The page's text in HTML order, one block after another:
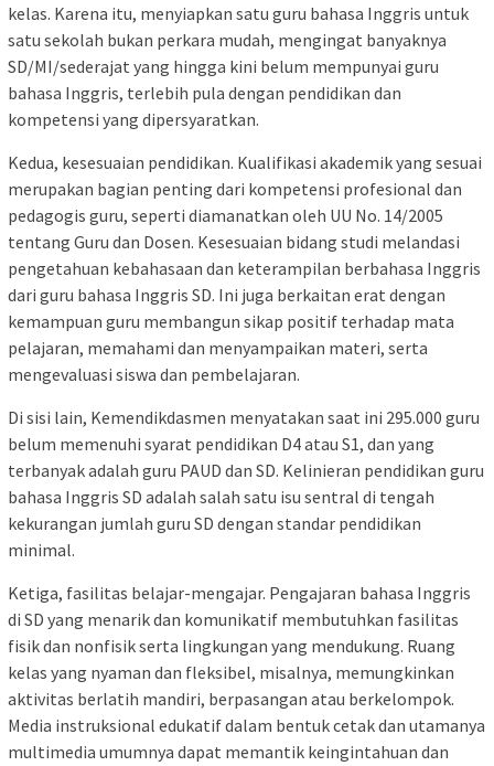
kelas. Karena itu, menyiapkan satu guru bahasa Inggris untuk
satu sekolah bukan perkara mudah, mengingat banyaknya
SD/MI/sederajat yang hingga kini belum mempunyai guru
bahasa Inggris, terlebih pula dengan pendidikan dan
kompetensi yang dipersyaratkan.
Kedua, kesesuaian pendidikan. Kualifikasi akademik yang sesuai
merupakan bagian penting dari kompetensi profesional dan
pedagogis guru, seperti diamanatkan oleh UU No. 14/2005
tentang Guru dan Dosen. Kesesuaian bidang studi melandasi
pengetahuan kebahasaan dan keterampilan berbahasa Inggris
dari guru bahasa Inggris SD. Ini juga berkaitan erat dengan
kemampuan guru membangun sikap positif terhadap mata
pelajaran, memahami dan menyampaikan materi, serta
mengevaluasi siswa dan pembelajaran.
Di sisi lain, Kemendikdasmen menyatakan saat ini 295.000 guru
belum memenuhi syarat pendidikan D4 atau S1, dan yang
terbanyak adalah guru PAUD dan SD. Kelinieran pendidikan guru
bahasa Inggris SD adalah salah satu isu sentral di tengah
kekurangan jumlah guru SD dengan standar pendidikan
minimal.
Ketiga, fasilitas belajar-mengajar. Pengajaran bahasa Inggris
di SD yang menarik dan komunikatif membutuhkan fasilitas
fisik dan nonfisik serta lingkungan yang mendukung. Ruang
kelas yang nyaman dan fleksibel, misalnya, memungkinkan
aktivitas berlatih mandiri, berpasangan atau berkelompok.
Media instruksional edukatif dalam bentuk cetak dan utamanya
multimedia umumnya dapat memantik keingintahuan dan